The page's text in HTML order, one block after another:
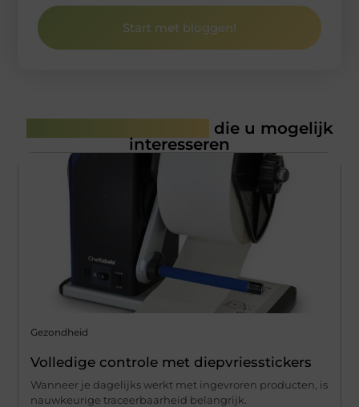
Start met bloggen!
die u mogelijk
interesseren
Gezondheid
Volledige controle met diepvriesstickers
Wanneer je dagelijks werkt met ingevroren producten, is
nauwkeurige traceerbaarheid belangrijk.